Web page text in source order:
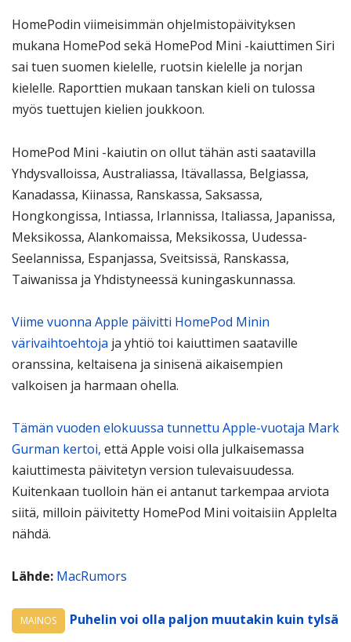
HomePodin viimeisimmän ohjelmistopäivityksen
mukana HomePod sekä HomePod Mini -kaiuttimen Siri
sai tuen suomen kielelle, ruotsin kielelle ja norjan
kielelle. Raporttien mukaan tanskan kieli on tulossa
myös tuettujen kielien joukkoon.
HomePod Mini -kaiutin on ollut tähän asti saatavilla
Yhdysvalloissa, Australiassa, Itävallassa, Belgiassa,
Kanadassa, Kiinassa, Ranskassa, Saksassa,
Hongkongissa, Intiassa, Irlannissa, Italiassa, Japanissa,
Meksikossa, Alankomaissa, Meksikossa, Uudessa-
Seelannissa, Espanjassa, Sveitsissä, Ranskassa,
Taiwanissa ja Yhdistyneessä kuningaskunnassa.
Viime vuonna Apple päivitti HomePod Minin
värivaihtoehtoja ja yhtiö toi kaiuttimen saataville
oranssina, keltaisena ja sinisenä aikaisempien
valkoisen ja harmaan ohella.
Tämän vuoden elokuussa tunnettu Apple-vuotaja Mark
Gurman kertoi, että Apple voisi olla julkaisemassa
kaiuttimesta päivitetyn version tulevaisuudessa.
Kuitenkaan tuolloin hän ei antanut tarkempaa arviota
siitä, milloin päivitetty HomePod Mini voitaisiin Applelta
nähdä.
Lähde: MacRumors
MAINOS Puhelin voi olla paljon muutakin kuin tylsä